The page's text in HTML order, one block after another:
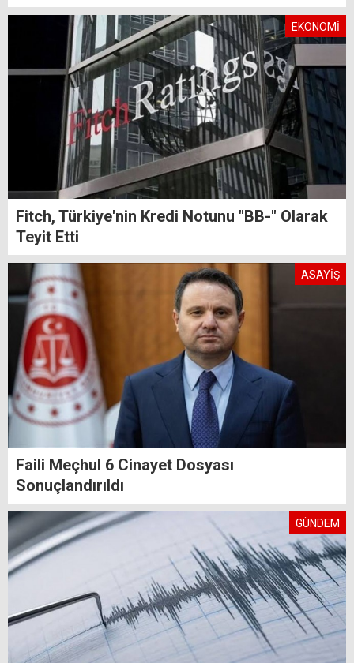
EKONOMİ
Fitch, Türkiye'nin Kredi Notunu "BB-" Olarak
Teyit Etti
ASAYİŞ
Faili Meçhul 6 Cinayet Dosyası
Sonuçlandırıldı
GÜNDEM